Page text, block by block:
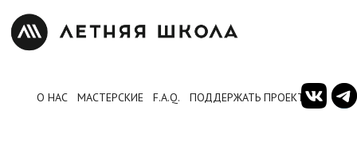
О НАС МАСТЕРСКИЕ F.A.Q. ПОДДЕРЖАТЬ ПРОЕКТ